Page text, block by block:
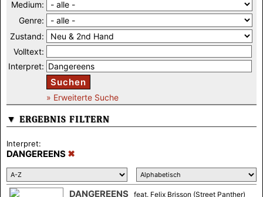
Medium:
Genre:
Zustand:
Volltext:
Interpret:
Suchen
» Erweiterte Suche
▼ ERGEBNIS FILTERN
Interpret:
DANGEREENS
DANGEREENS feat. Felix Brisson (Street Panther)